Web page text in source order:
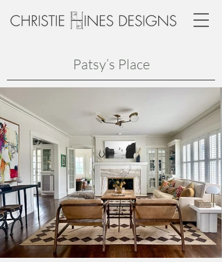
Patsy’s Place